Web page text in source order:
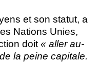
et son statut, a
Nations Unies,
doit« aller au-
la peine capitale.